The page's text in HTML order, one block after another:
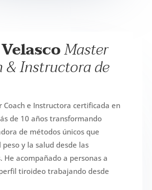
Master
& Instructora de
Coach e Instructora certificada en
de 10 años transformando
de métodos únicos que
y la salud desde las
He acompañado a personas a
tiroideo trabajando desde